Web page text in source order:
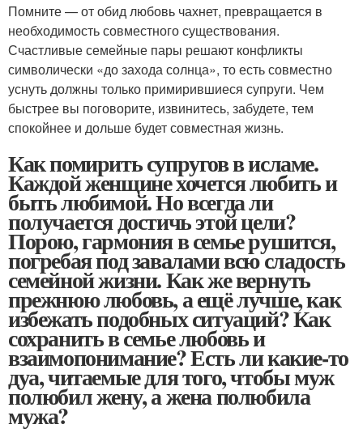
Помните — от обид любовь чахнет, превращается в
необходимость совместного существования.
Счастливые семейные пары решают конфликты
символически «до захода солнца», то есть совместно
уснуть должны только примирившиеся супруги. Чем
быстрее вы поговорите, извинитесь, забудете, тем
спокойнее и дольше будет совместная жизнь.
Как помирить супругов в исламе.
Каждой женщине хочется любить и
быть любимой. Но всегда ли
получается достичь этой цели?
Порою, гармония в семье рушится,
погребая под завалами всю сладость
семейной жизни. Как же вернуть
прежнюю любовь, а ещё лучше, как
избежать подобных ситуаций? Как
сохранить в семье любовь и
взаимопонимание? Есть ли какие-то
дуа, читаемые для того, чтобы муж
полюбил жену, а жена полюбила
мужа?